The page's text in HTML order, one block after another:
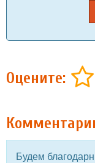
Оцените:
Будем